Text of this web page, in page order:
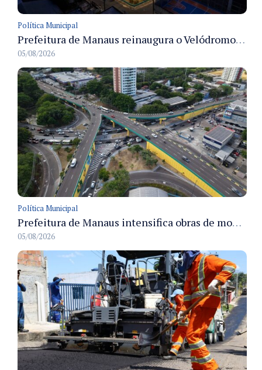
Política Municipal
Prefeitura de Manaus reinaugura o Velódromo Professora Alzira Campos e entrega espaço esportivo totalmente revitalizado
05/08/2026
Política Municipal
Prefeitura de Manaus intensifica obras de modernização no viaduto Miguel Arraes para ampliar segurança e acessibilidade na região
05/08/2026